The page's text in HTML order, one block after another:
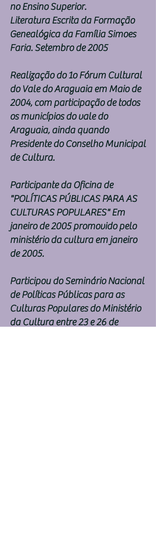
no Ensino Superior.
Literatura Escrita da Formação
Genealógica da Família Simoes
Faria. Setembro de 2005
Realização do 1o Fórum Cultural
do Vale do Araguaia em Maio de
2004, com participação de todos
os municípios do vale do
Araguaia, ainda quando
Presidente do Conselho Municipal
de Cultura.
Participante da Oficina de
"POLÍTICAS PÚBLICAS PARA AS
CULTURAS POPULARES" Em
janeiro de 2005 promovido pelo
ministério da cultura em janeiro
de 2005.
Participou do Seminário Nacional
de Políticas Públicas para as
Culturas Populares do Ministério
da Cultura entre 23 e 26 de